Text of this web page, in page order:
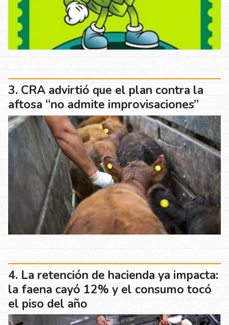
CRA advirtió que el plan contra la
aftosa “no admite improvisaciones”
La retención de hacienda ya impacta:
la faena cayó 12% y el consumo tocó
el piso del año